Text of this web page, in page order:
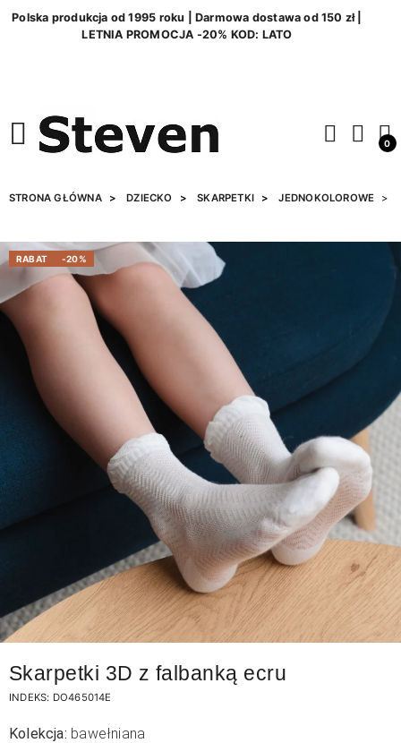
Polska produkcja od 1995 roku | Darmowa dostawa od 150 zł |
LETNIA PROMOCJA -20% KOD: LATO
0
STRONA GŁÓWNA DZIECKO SKARPETKI JEDNOKOLOROWE
RABAT -20%
Skarpetki 3D z falbanką ecru
INDEKS: DO465014E
Kolekcja: bawełniana